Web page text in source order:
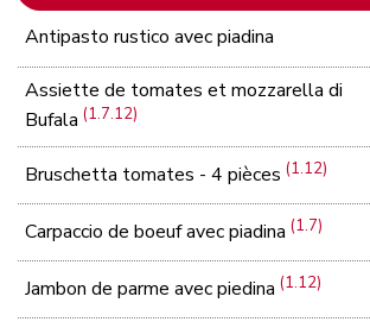
Antipasto rustico avec piadina
Assiette de tomates et mozzarella di
Bufala(1.7.12)
Bruschetta tomates - 4 pièces(1.12)
Carpaccio de boeuf avec piadina(1.7)
Jambon de parme avec piedina(1.12)